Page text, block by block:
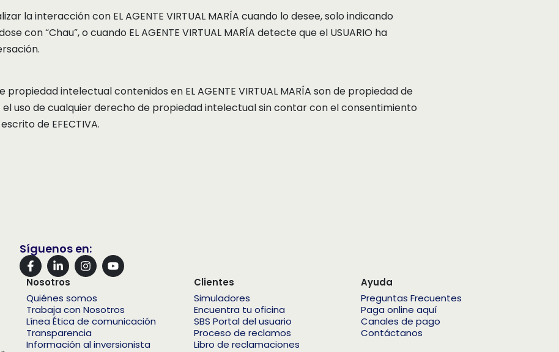
la interacción con EL AGENTE VIRTUAL MARÍA cuando lo desee, solo indicando
con “Chau”, o cuando EL AGENTE VIRTUAL MARÍA detecte que el USUARIO ha
propiedad intelectual contenidos en EL AGENTE VIRTUAL MARÍA son de propiedad de
el uso de cualquier derecho de propiedad intelectual sin contar con el consentimiento
de EFECTIVA.
Síguenos en:
Nosotros
Quiénes somos
Trabaja con Nosotros
Línea Ética de comunicación
Transparencia
Información al inversionista
Clientes
Simuladores
Encuentra tu oficina
SBS Portal del usuario
Proceso de reclamos
Libro de reclamaciones
Ayuda
Preguntas Frecuentes
Paga online aquí
Canales de pago
Contáctanos